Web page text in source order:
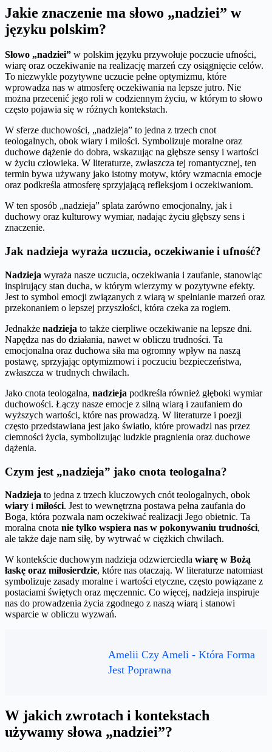
Jakie znaczenie ma słowo „nadziei” w
języku polskim?
Słowo „nadziei” w polskim języku przywołuje poczucie ufności,
wiarę oraz oczekiwanie na realizację marzeń czy osiągnięcie celów.
To niezwykle pozytywne uczucie pełne optymizmu, które
wprowadza nas w atmosferę oczekiwania na lepsze jutro. Nie
można przecenić jego roli w codziennym życiu, w którym to słowo
często pojawia się w różnych kontekstach.
W sferze duchowości, „nadzieja” to jedna z trzech cnot
teologalnych, obok wiary i miłości. Symbolizuje moralne oraz
duchowe dążenie do dobra, wskazując na głębsze sensy i wartości
w życiu człowieka. W literaturze, zwłaszcza tej romantycznej, ten
termin bywa używany jako istotny motyw, który wzmacnia emocje
oraz podkreśla atmosferę sprzyjającą refleksjom i oczekiwaniom.
W ten sposób „nadzieja” splata zarówno emocjonalny, jak i
duchowy oraz kulturowy wymiar, nadając życiu głębszy sens i
znaczenie.
Jak nadzieja wyraża uczucia, oczekiwanie i ufność?
Nadzieja wyraża nasze uczucia, oczekiwania i zaufanie, stanowiąc
inspirujący stan ducha, w którym wierzymy w pozytywne efekty.
Jest to symbol emocji związanych z wiarą w spełnianie marzeń oraz
przekonaniem o lepszej przyszłości, która czeka za rogiem.
Jednakże nadzieja to także cierpliwe oczekiwanie na lepsze dni.
Napędza nas do działania, nawet w obliczu trudności. Ta
emocjonalna oraz duchowa siła ma ogromny wpływ na naszą
postawę, sprzyjając optymizmowi i poczuciu bezpieczeństwa,
zwłaszcza w trudnych chwilach.
Jako cnota teologalna, nadzieja podkreśla również głęboki wymiar
duchowości. Łączy nasze emocje z silną wiarą i zaufaniem do
wyższych wartości, które nas prowadzą. W literaturze i poezji
często przedstawiana jest jako światło, które prowadzi nas przez
ciemności życia, symbolizując ludzkie pragnienia oraz duchowe
dążenia.
Czym jest „nadzieja” jako cnota teologalna?
Nadzieja to jedna z trzech kluczowych cnót teologalnych, obok
wiary i miłości. Jest to wewnętrzna postawa pełna zaufania do
Boga, która pozwala nam oczekiwać realizacji Jego obietnic. Ta
moralna cnota nie tylko wspiera nas w pokonywaniu trudności,
ale także daje nam siłę, by wytrwać w ciężkich chwilach.
W kontekście duchowym nadzieja odzwierciedla wiarę w Bożą
łaskę oraz miłosierdzie, które nas otaczają. W literaturze natomiast
symbolizuje zasady moralne i wartości etyczne, często powiązane z
postaciami świętych oraz męczennic. Co więcej, nadzieja inspiruje
nas do prowadzenia życia zgodnego z naszą wiarą i stanowi
wsparcie w obliczu wyzwań.
Amelii Czy Ameli - Która Forma
Jest Poprawna
W jakich zwrotach i kontekstach
używamy słowa „nadziei”?